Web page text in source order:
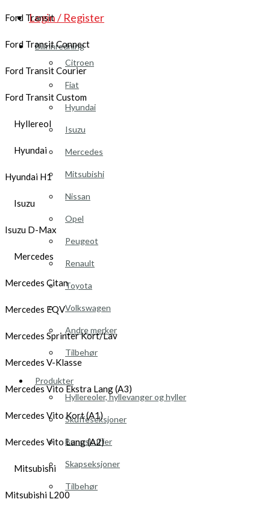
Login / Register
Bilinnredning
Citroen
Fiat
Hyundai
Isuzu
Mercedes
Mitsubishi
Nissan
Opel
Peugeot
Renault
Toyota
Volkswagen
Andre merker
Tilbehør
Produkter
Hyllereoler, hyllevanger og hyller
Skuffeseksjoner
Bunnskuffer
Skapseksjoner
Tilbehør
Ford Transit
Ford Transit Connect
Ford Transit Courier
Ford Transit Custom
Hyllereol
Hyundai
Hyundai H1
Isuzu
Isuzu D-Max
Mercedes
Mercedes Citan
Mercedes EQV
Mercedes Sprinter Kort/Lav
Mercedes V-Klasse
Mercedes Vito Ekstra Lang (A3)
Mercedes Vito Kort (A1)
Mercedes Vito Lang (A2)
Mitsubishi
Mitsubishi L200